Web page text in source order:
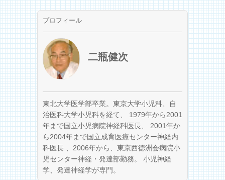
プロフィール
二瓶健次
東北大学医学部卒業。東京大学小児科、自
治医科大学小児科を経て、 1979年から2001
年まで国立小児病院神経科医長、 2001年か
ら2004年まで国立成育医療センター神経内
科医長 、2006年から、東京西徳洲会病院小
児センター神経・発達部勤務。 小児神経
学、発達神経学が専門。